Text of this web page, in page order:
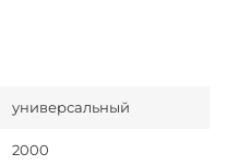
универсальный
2000